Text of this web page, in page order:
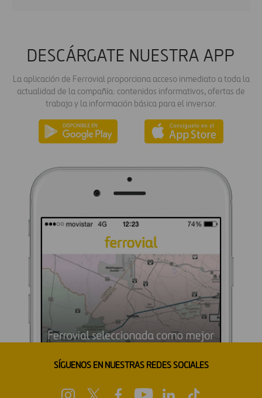
DESCÁRGATE NUESTRA APP
La aplicación de Ferrovial proporciona acceso inmediato a toda la
actualidad de la compañía: contenidos informativos, ofertas de
trabajo y la información básica para el inversor.
SÍGUENOS EN NUESTRAS REDES SOCIALES